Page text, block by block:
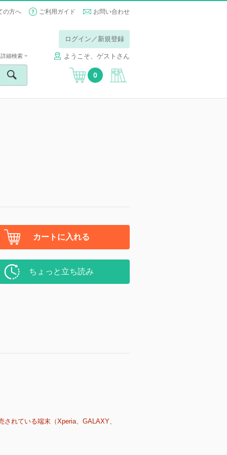
の方へ ご利用ガイド お問い合わせ
ログイン／新規登録
ようこそ、ゲストさん
詳細検索
0
カートに入れる
ちょっと立ち読み
れている端末（Xperia、GALAXY、